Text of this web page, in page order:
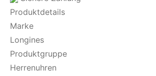
Produktdetails
Marke
Longines
Produktgruppe
Herrenuhren